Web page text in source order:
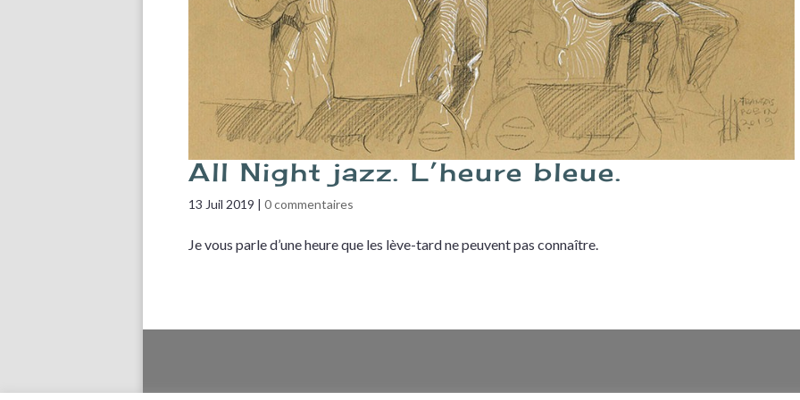
All Night jazz. L’heure bleue.
13 Juil 2019 |0 commentaires
Je vous parle d’une heure que les lève-tard ne peuvent pas connaître.